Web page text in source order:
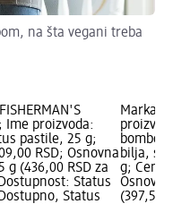
na šta vegani treba
Ime proizvoda:
pastile, 25 g;
RSD; Osnovna
g (436,00 RSD za
Status
Status
Marka:
bilja, sa
g; Cena:
(397,50